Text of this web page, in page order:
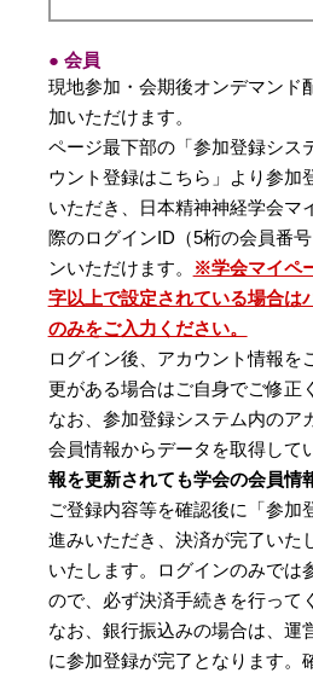
● 会員
現地参加・会期後オンデマンド
加いただけます。
ページ最下部の「参加登録シス
ウント登録はこちら」より参加
いただき、日本精神神経学会マ
際のログインID（5桁の会員番
ンいただけます。
※学会マイペ
字以上で設定されている場合は
のみをご入力ください。
ログイン後、アカウント情報を
更がある場合はご自身でご修正
なお、参加登録システム内のア
会員情報からデータを取得して
報を更新されても学会の会員情
ご登録内容等を確認後に「参加
進みいただき、決済が完了いた
いたします。ログインのみでは
ので、必ず決済手続きを行って
なお、銀行振込みの場合は、運
に参加登録が完了となります。